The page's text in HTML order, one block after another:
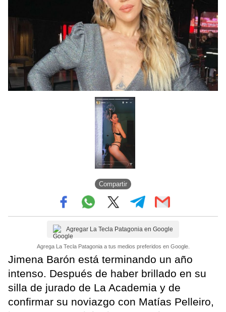
Compartir
Agregar La Tecla Patagonia en Google
Agrega La Tecla Patagonia a tus medios preferidos en Google.
Jimena Barón está terminando un año
intenso. Después de haber brillado en su
silla de jurado de La Academia y de
confirmar su noviazgo con Matías Pelleiro,